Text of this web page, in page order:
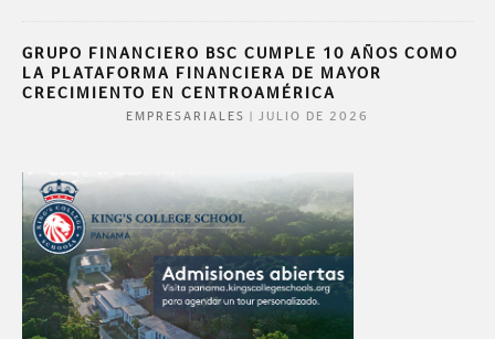
GRUPO FINANCIERO BSC CUMPLE 10 AÑOS COMO
LA PLATAFORMA FINANCIERA DE MAYOR
CRECIMIENTO EN CENTROAMÉRICA
EMPRESARIALES JULIO DE 2026